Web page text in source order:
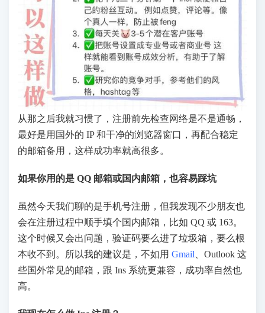
从那之后我就习惯了，注册前先检查网络是不是通畅，
最好是用国外的 IP 和干净的浏览器窗口，再配合稳定
的邮箱备用，这样成功率就高很多。
如果你用的是 QQ 邮箱或国内邮箱，也容易踩坑
虽然今天我们聊的是手机号注册，但我发现不少朋友也
会在注册过程中顺手填个国内邮箱，比如 QQ 或 163。
这个时候又会出问题，验证码要么进了垃圾箱，要么根
本收不到。所以我的建议是，不如用 Gmail 、Outlook 这
些国外常见的邮箱，跟 Ins 系统更兼容，成功率自然也
高。